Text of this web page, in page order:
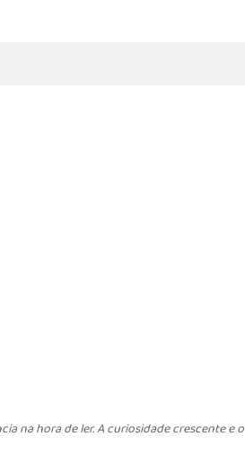
na hora de ler. A curiosidade crescente e o